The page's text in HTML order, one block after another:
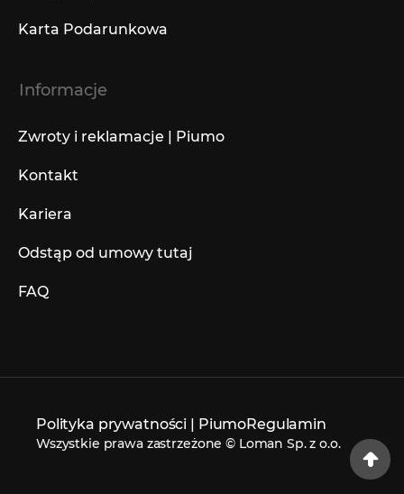
Karta Podarunkowa
Informacje
Zwroty i reklamacje | Piumo
Kontakt
Kariera
Odstąp od umowy tutaj
FAQ
Polityka prywatności | PiumoRegulamin
Wszystkie prawa zastrzeżone © Loman Sp. z o.o.